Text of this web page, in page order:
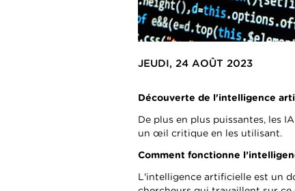
JEUDI, 24 AOÛT 2023
Découverte de l'intelligence
De plus en plus puissantes, les
un œil critique en les utilisant.
Comment fonctionne
L'intelligence artificielle est un